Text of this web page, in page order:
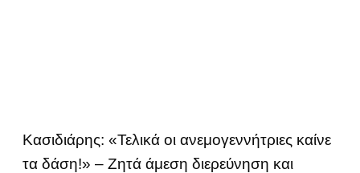
Κασιδιάρης: «Τελικά οι ανεμογεννήτριες καίνε
τα δάση!» – Ζητά άμεση διερεύνηση και